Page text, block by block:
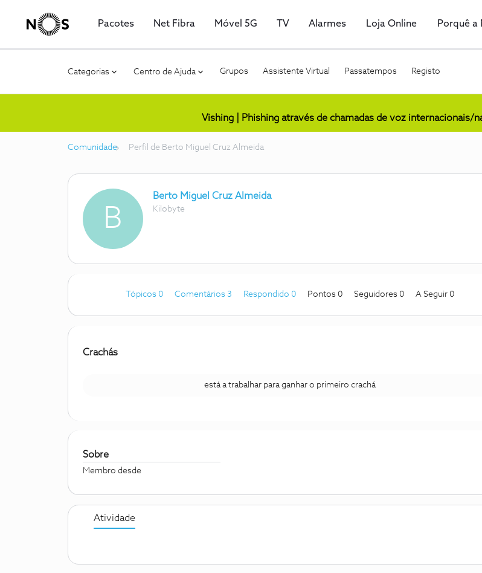
Pacotes Net Fibra Móvel 5G TV Alarmes Loja Online Porquê a
Categorias Centro de Ajuda Grupos Assistente Virtual Passatempos Registo
Vishing | Phishing através de chamadas de voz internacionais/
Comunidade Perfil de Berto Miguel Cruz Almeida
B
Berto Miguel Cruz Almeida
Kilobyte
Tópicos 0 Comentários 3 Respondido 0 Pontos 0 Seguidores 0 A Seguir 0
Crachás
está a trabalhar para ganhar o primeiro crachá
Sobre
Membro desde
Atividade